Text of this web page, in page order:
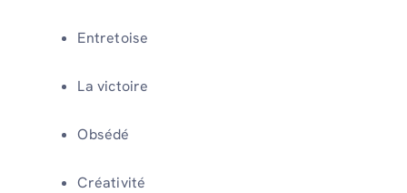
Entretoise
La victoire
Obsédé
Créativité